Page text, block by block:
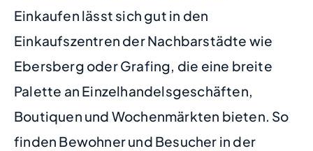
Einkaufen lässt sich gut in den
Einkaufszentren der Nachbarstädte wie
Ebersberg oder Grafing, die eine breite
Palette an Einzelhandelsgeschäften,
Boutiquen und Wochenmärkten bieten. So
finden Bewohner und Besucher in der